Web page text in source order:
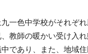
一色中学校がそれぞ
教師の暖かい受け入
であり、また、地域